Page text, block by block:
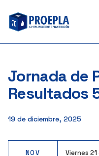
to
content
Jornada de
Resultados
19 de diciembre, 2025
NOV
Viernes